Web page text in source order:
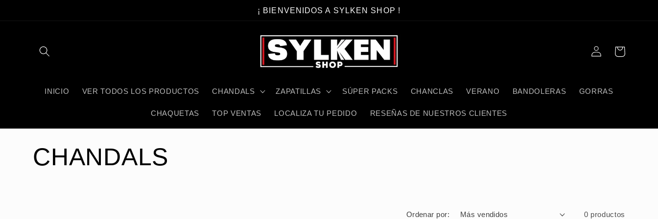
¡ BIENVENIDOS A SYLKEN SHOP !
INICIO VER TODOS LOS PRODUCTOS CHANDALS ZAPATILLAS SÚPER PACKS CHANCLAS VERANO BANDOLERAS GORRAS
CHAQUETAS TOP VENTAS LOCALIZA TU PEDIDO RESEÑAS DE NUESTROS CLIENTES
Iniciar
sesión
Carrito
C
CHANDALS
Ordenar por: 0 productos